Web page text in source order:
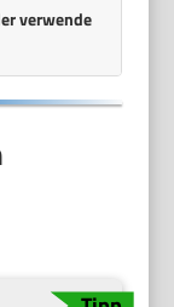
verwende